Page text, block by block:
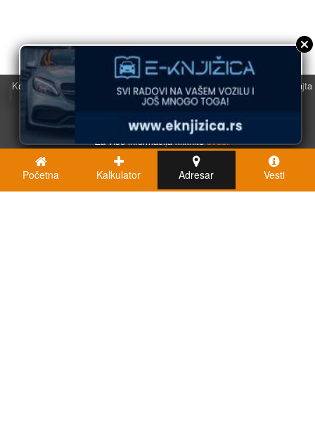
Koristimo kolačiće u svrhu boljeg korisničkog iskustva. Korišćenjem sajta
saglasni ste sa njihovom upotrebom.
U redu
Za više informacija klikniteovde.
Početna Kalkulator Adresar Vesti